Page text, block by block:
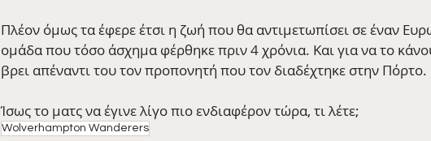
Πλέον όμως τα έφερε έτσι η ζωή που θα αντιμετωπίσει σε έναν
ομάδα που τόσο άσχημα φέρθηκε πριν 4 χρόνια. Και για να το
βρει απέναντι του τον προπονητή που τον διαδέχτηκε στην Πόρτο.
Ίσως το ματς να έγινε λίγο πιο ενδιαφέρον τώρα, τι λέτε;
Wolverhampton Wanderers